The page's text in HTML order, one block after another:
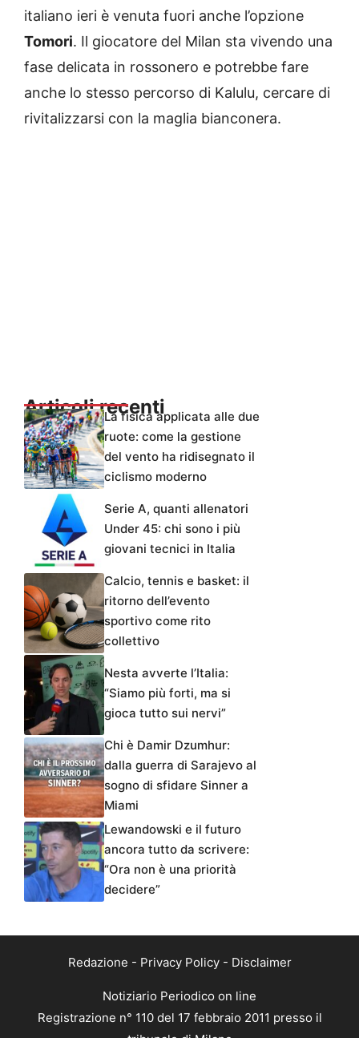
italiano ieri è venuta fuori anche l’opzione
Tomori. Il giocatore del Milan sta vivendo una
fase delicata in rossonero e potrebbe fare
anche lo stesso percorso di Kalulu, cercare di
rivitalizzarsi con la maglia bianconera.
Articoli recentiLa fisica applicata alle due
ruote: come la gestione
del vento ha ridisegnato il
ciclismo moderno
Serie A, quanti allenatori
Under 45: chi sono i più
giovani tecnici in Italia
Calcio, tennis e basket: il
ritorno dell’evento
sportivo come rito
collettivo
Nesta avverte l’Italia:
“Siamo più forti, ma si
gioca tutto sui nervi”
Chi è Damir Dzumhur:
dalla guerra di Sarajevo al
sogno di sfidare Sinner a
Miami
Lewandowski e il futuro
ancora tutto da scrivere:
“Ora non è una priorità
decidere”
Redazione - Privacy Policy- Disclaimer
Notiziario Periodico on line
Registrazione n° 110 del 17 febbraio 2011 presso il